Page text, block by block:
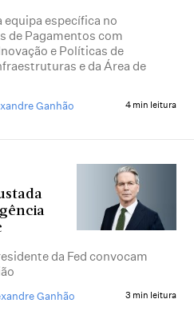
específica no
de Pagamentos com
e Políticas de
e da Área de
Ganhão 4 min leitura
da Fed convocam
Ganhão 3 min leitura